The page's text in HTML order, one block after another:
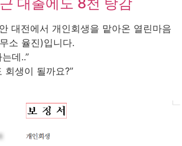
대전에서 개인회생을 맡아온 열린마음
소 율진)입니다.
데..”
회생이 될까요?”